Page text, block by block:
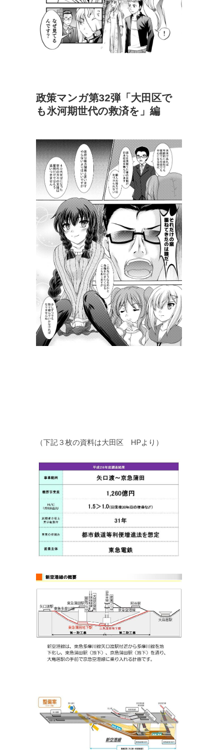
政策マンガ第32弾「大田区で
も氷河期世代の救済を」編
（下記３枚の資料は大田区 HPより）